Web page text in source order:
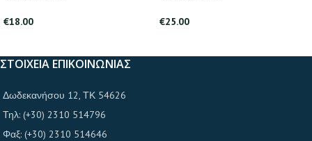
€18.00 €25.00
ΣΤΟΙΧΕΙΑ ΕΠΙΚΟΙΝΩΝΙΑΣ
Δωδεκανήσου 12, ΤΚ 54626
Τηλ: (+30) 2310 514796
Φαξ: (+30) 2310 514646